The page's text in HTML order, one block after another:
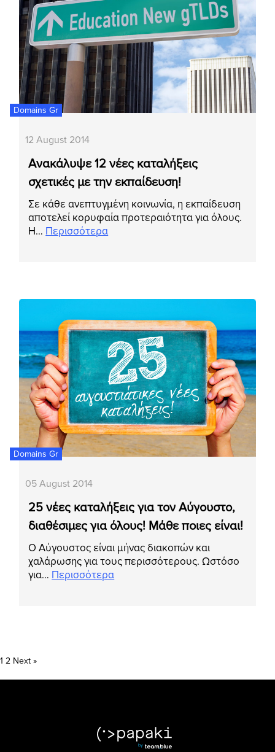
Domains Gr
12 August 2014
Ανακάλυψε 12 νέες καταλήξεις
σχετικές με την εκπαίδευση!
Σε κάθε ανεπτυγμένη κοινωνία, η εκπαίδευση
αποτελεί κορυφαία προτεραιότητα για όλους.
Η… Περισσότερα
Domains Gr
05 August 2014
25 νέες καταλήξεις για τον Αύγουστο,
διαθέσιμες για όλους! Μάθε ποιες είναι!
Ο Αύγουστος είναι μήνας διακοπών και
χαλάρωσης για τους περισσότερους. Ωστόσο
για… Περισσότερα
Posts
pagination
1 2 Next »